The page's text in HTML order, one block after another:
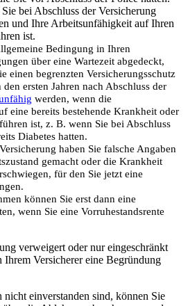
bei Abschluss der Versicherung
und Ihre Arbeitsunfähigkeit auf Ihren
ist.
Bedingung in Ihren
über eine Wartezeit abgedeckt,
einen begrenzten Versicherungsschutz
ersten Jahren nach Abschluss der
werden, wenn die
eine bereits bestehende Krankheit oder
ist, z. B. wenn Sie bei Abschluss
Diabetes hatten.
haben Sie falsche Angaben
gemacht oder die Krankheit
für den Sie jetzt eine
können Sie erst dann eine
wenn Sie eine Vorruhestandsrente
verweigert oder nur eingeschränkt
Ihrem Versicherer eine Begründung
einverstanden sind, können Sie